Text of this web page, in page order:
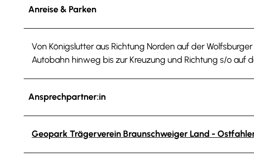
Anreise & Parken
Von Königslutter aus Richtung Norden auf der
Autobahn hinweg bis zur Kreuzung und Richtung s/o auf
Ansprechpartner:in
Geopark Trägerverein Braunschweiger Land -